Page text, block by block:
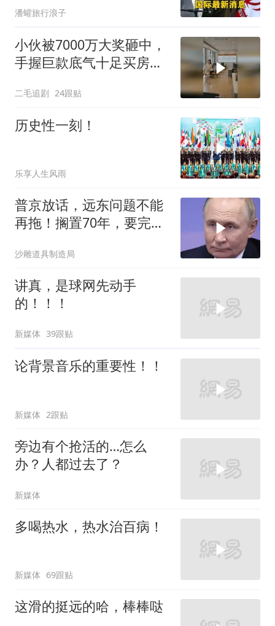
潘蠸旅行浪子
小伙被7000万大奖砸中，
手握巨款底气十足买房不
二毛追剧 24跟贴
历史性一刻！
乐享人生风雨
普京放话，远东问题不能
再拖！搁置70年，要完成
沙雕道具制造局
讲真，是球网先动手
的！！！
新媒体 39跟贴
论背景音乐的重要性！！
新媒体 2跟贴
旁边有个抢活的…怎么
办？人都过去了？
新媒体
多喝热水，热水治百病！
新媒体 69跟贴
这滑的挺远的哈，棒棒哒